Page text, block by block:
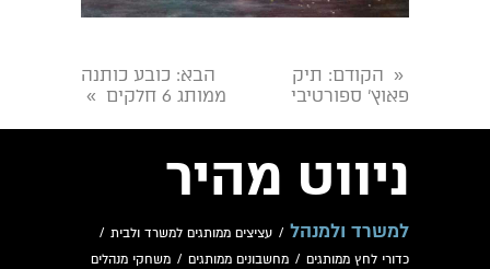
« הקודם: תיק
פאוץ' ספורטיבי
הבא: כובע כותנה
ממותג 6 חלקים
»
ניווט מהיר
למשרד ולמנהל / עציצים ממותגים למשרד ולבית /
כדורי לחץ ממותגים / מחשבונים ממותגים / משחקי מנהלים